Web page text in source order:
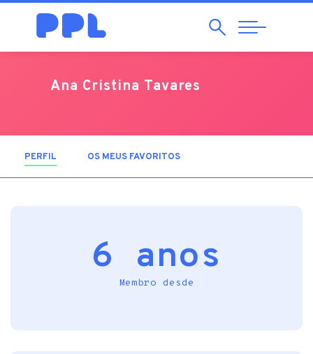
Pesquisar
Abrir
Navegação
Ana Cristina Tavares
PERFIL (SEPARADOR ATIVO)
OS MEUS FAVORITOS
6 anos
Membro desde